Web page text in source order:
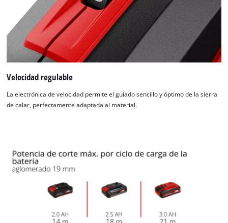
Velocidad regulable
La electrónica de velocidad permite el guiado sencillo y óptimo de la sierra
de calar, perfectamente adaptada al material.